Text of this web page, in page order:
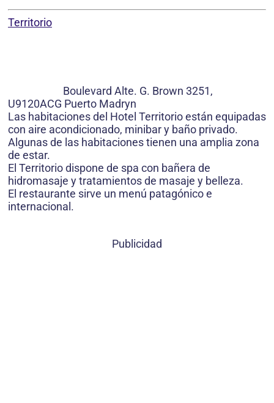
Territorio
Boulevard Alte. G. Brown 3251,
U9120ACG Puerto Madryn
Las habitaciones del Hotel Territorio están equipadas
con aire acondicionado, minibar y baño privado.
Algunas de las habitaciones tienen una amplia zona
de estar.
El Territorio dispone de spa con bañera de
hidromasaje y tratamientos de masaje y belleza.
El restaurante sirve un menú patagónico e
internacional.
Publicidad